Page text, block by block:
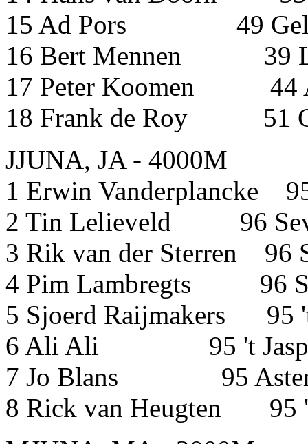
15 Ad Pors 49
16 Bert Mennen 39
17 Peter
18 Frank de Roy 51
JJUNA, JA - 4000M
1 Erwin Vanderplancke
2 Tin Lelieveld 96
3 Rik van der
4 Pim Lambregts
5 Sjoerd Raijmakers
6 Ali Ali 95 't
7 Jo Blans 95
8 Rick van Heugten